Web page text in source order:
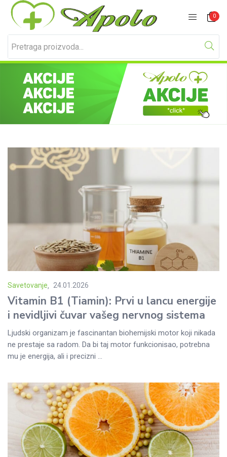
0
Prijavite se Registracija
Unesite svoje korisničko ime i lozinku za prijavu.
Savetovanje
Posted
on
24.01.2026
Vitamin B1 (Tiamin): Prvi u lancu energije
i nevidljivi čuvar vašeg nervnog sistema
Ljudski organizam je fascinantan biohemijski motor koji nikada
ne prestaje sa radom. Da bi taj motor funkcionisao, potrebna
mu je energija, ali i precizni ...